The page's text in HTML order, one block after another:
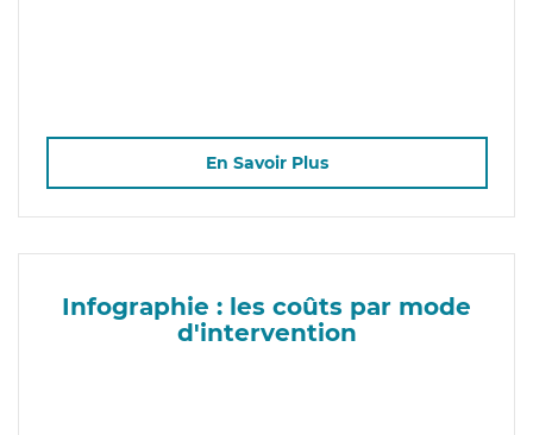
En Savoir Plus
Infographie : les coûts par mode
d'intervention